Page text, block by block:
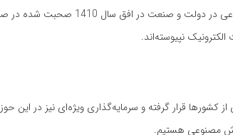
پیش‌نویس از پذیرش و به کارگیری 45
نپیوسته‌اند.
قرار گرفته و سرمایه‌گذاری ویژه‌ای نیز در این حوزه
مصنوعی هستیم.